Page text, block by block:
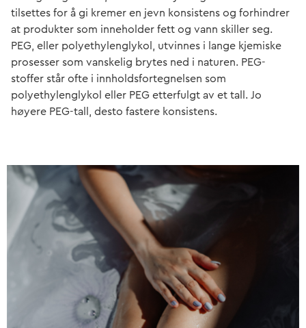
tilsettes for å gi kremer en jevn konsistens og forhindrer
at produkter som inneholder fett og vann skiller seg.
PEG, eller polyethylenglykol, utvinnes i lange kjemiske
prosesser som vanskelig brytes ned i naturen. PEG-
stoffer står ofte i innholdsfortegnelsen som
polyethylenglykol eller PEG etterfulgt av et tall. Jo
høyere PEG-tall, desto fastere konsistens.